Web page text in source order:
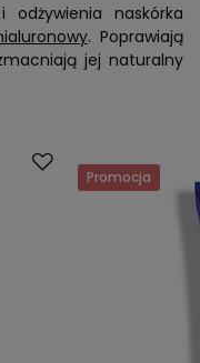
naskórka
. Poprawiają
jej naturalny
Promocja